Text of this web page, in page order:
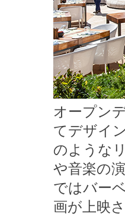
オープン
てデザイ
のような
や音楽の
ではバー
画が上映